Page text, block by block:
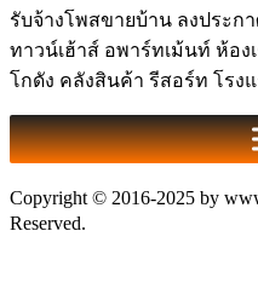
รับจ้างโพสขายบ้าน ลงประ
ทาวน์เฮ้าส์ อพาร์ทเม้นท์ ห้อง
โกดัง คลังสินค้า รีสอร์ท โรง
Copyright © 2016-2025 by
Reserved.